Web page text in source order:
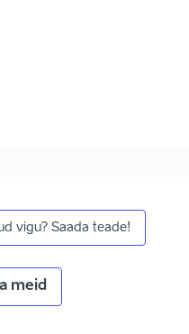
vigu? Saada teade!
meid